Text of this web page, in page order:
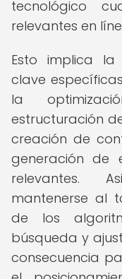
tecnológico
relevantes en
Esto implica la
clave
la
estructuración
creación de
generación de
relevantes.
mantenerse al
de los
búsqueda y
consecuencia